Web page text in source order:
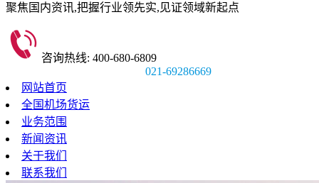
聚焦国内资讯,把握行业领先实,见证领域新起点
咨询热线: 400-680-6809
021-69286669
网站首页
全国机场货运
业务范围
新闻资讯
关于我们
联系我们